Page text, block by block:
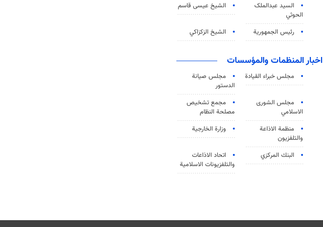
السید عبدالملک
الحوثي
الشيخ عيسى قاسم
رئيس الجمهورية الشيخ الزكزاكي
اخبار المنظمات والمؤسسات
مجلس خبراء القيادة
مجلس صيانة
الدستور
مجلس الشورى
الاسلامي
مجمع تشخيص
مصلحة النظام
منظمة الاذاعة
والتلفزیون
وزارة الخارجية
البنك المركزي
اتحاد الاذاعات
والتلفزيونات الاسلامية